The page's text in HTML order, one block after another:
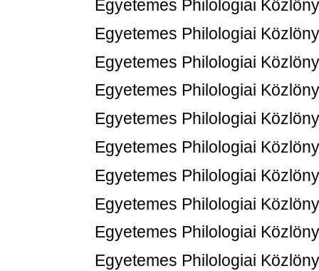
Egyetemes Philologiai
Egyetemes Philologiai
Egyetemes Philologiai
Egyetemes Philologiai
Egyetemes Philologiai
Egyetemes Philologiai
Egyetemes Philologiai
Egyetemes Philologiai
Egyetemes Philologiai
Egyetemes Philologiai